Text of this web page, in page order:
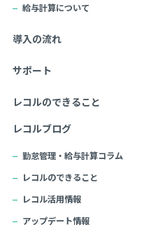
給与計算について
導入の流れ
サポート
レコルのできること
レコルブログ
勤怠管理・給与計算コラム
レコルのできること
レコル活用情報
アップデート情報